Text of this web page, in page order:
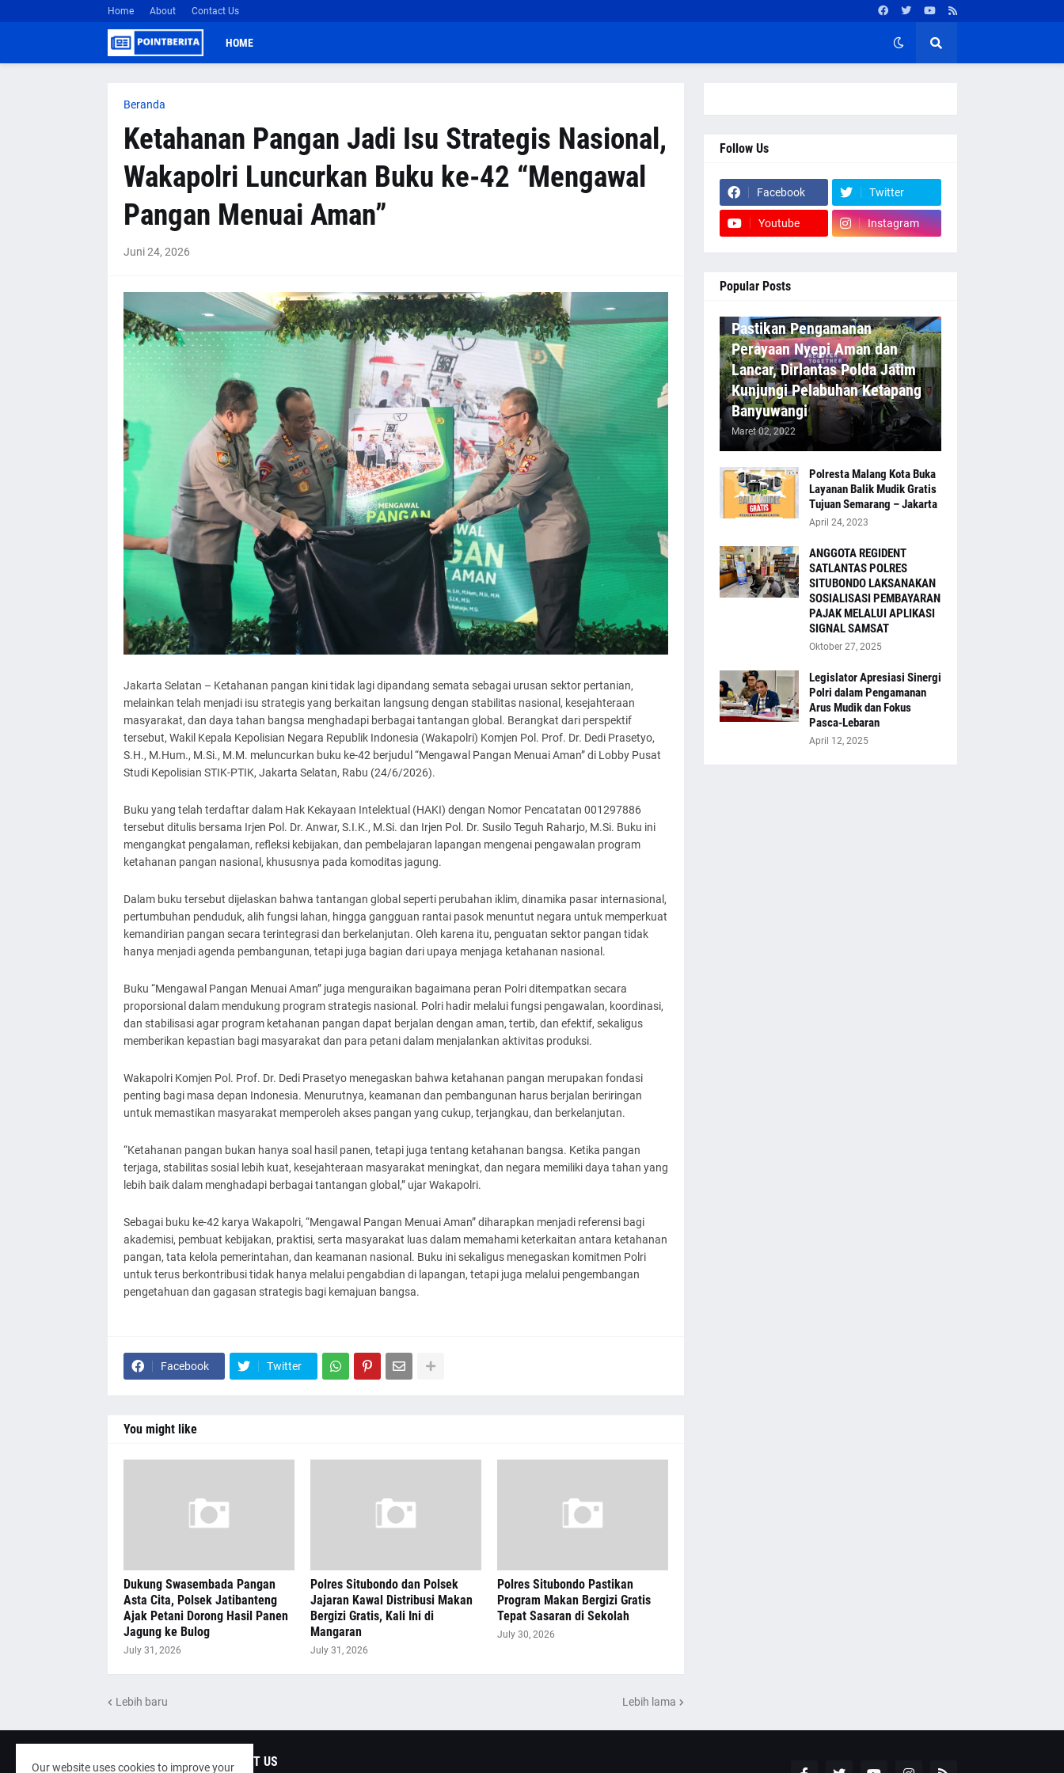
Home About Contact Us
HOME
Beranda
Ketahanan Pangan Jadi Isu Strategis Nasional,
Wakapolri Luncurkan Buku ke-42 “Mengawal
Pangan Menuai Aman”
Juni 24, 2026
Jakarta Selatan – Ketahanan pangan kini tidak lagi dipandang semata sebagai urusan sektor pertanian,
melainkan telah menjadi isu strategis yang berkaitan langsung dengan stabilitas nasional, kesejahteraan
masyarakat, dan daya tahan bangsa menghadapi berbagai tantangan global. Berangkat dari perspektif
tersebut, Wakil Kepala Kepolisian Negara Republik Indonesia (Wakapolri) Komjen Pol. Prof. Dr. Dedi Prasetyo,
S.H., M.Hum., M.Si., M.M. meluncurkan buku ke-42 berjudul “Mengawal Pangan Menuai Aman” di Lobby Pusat
Studi Kepolisian STIK-PTIK, Jakarta Selatan, Rabu (24/6/2026).
Buku yang telah terdaftar dalam Hak Kekayaan Intelektual (HAKI) dengan Nomor Pencatatan 001297886
tersebut ditulis bersama Irjen Pol. Dr. Anwar, S.I.K., M.Si. dan Irjen Pol. Dr. Susilo Teguh Raharjo, M.Si. Buku ini
mengangkat pengalaman, refleksi kebijakan, dan pembelajaran lapangan mengenai pengawalan program
ketahanan pangan nasional, khususnya pada komoditas jagung.
Dalam buku tersebut dijelaskan bahwa tantangan global seperti perubahan iklim, dinamika pasar internasional,
pertumbuhan penduduk, alih fungsi lahan, hingga gangguan rantai pasok menuntut negara untuk memperkuat
kemandirian pangan secara terintegrasi dan berkelanjutan. Oleh karena itu, penguatan sektor pangan tidak
hanya menjadi agenda pembangunan, tetapi juga bagian dari upaya menjaga ketahanan nasional.
Buku “Mengawal Pangan Menuai Aman” juga menguraikan bagaimana peran Polri ditempatkan secara
proporsional dalam mendukung program strategis nasional. Polri hadir melalui fungsi pengawalan, koordinasi,
dan stabilisasi agar program ketahanan pangan dapat berjalan dengan aman, tertib, dan efektif, sekaligus
memberikan kepastian bagi masyarakat dan para petani dalam menjalankan aktivitas produksi.
Wakapolri Komjen Pol. Prof. Dr. Dedi Prasetyo menegaskan bahwa ketahanan pangan merupakan fondasi
penting bagi masa depan Indonesia. Menurutnya, keamanan dan pembangunan harus berjalan beriringan
untuk memastikan masyarakat memperoleh akses pangan yang cukup, terjangkau, dan berkelanjutan.
“Ketahanan pangan bukan hanya soal hasil panen, tetapi juga tentang ketahanan bangsa. Ketika pangan
terjaga, stabilitas sosial lebih kuat, kesejahteraan masyarakat meningkat, dan negara memiliki daya tahan yang
lebih baik dalam menghadapi berbagai tantangan global,” ujar Wakapolri.
Sebagai buku ke-42 karya Wakapolri, “Mengawal Pangan Menuai Aman” diharapkan menjadi referensi bagi
akademisi, pembuat kebijakan, praktisi, serta masyarakat luas dalam memahami keterkaitan antara ketahanan
pangan, tata kelola pemerintahan, dan keamanan nasional. Buku ini sekaligus menegaskan komitmen Polri
untuk terus berkontribusi tidak hanya melalui pengabdian di lapangan, tetapi juga melalui pengembangan
pengetahuan dan gagasan strategis bagi kemajuan bangsa.
Facebook Twitter
You might like
Dukung Swasembada Pangan
Asta Cita, Polsek Jatibanteng
Ajak Petani Dorong Hasil Panen
Jagung ke Bulog
July 31, 2026
Polres Situbondo dan Polsek
Jajaran Kawal Distribusi Makan
Bergizi Gratis, Kali Ini di
Mangaran
July 31, 2026
Polres Situbondo Pastikan
Program Makan Bergizi Gratis
Tepat Sasaran di Sekolah
July 30, 2026
Lebih baru Lebih lama
Follow Us
Facebook Twitter
Youtube Instagram
Popular Posts
Pastikan Pengamanan
Perayaan Nyepi Aman dan
Lancar, Dirlantas Polda Jatim
Kunjungi Pelabuhan Ketapang
Banyuwangi
Maret 02, 2022
Polresta Malang Kota Buka
Layanan Balik Mudik Gratis
Tujuan Semarang – Jakarta
April 24, 2023
ANGGOTA REGIDENT
SATLANTAS POLRES
SITUBONDO LAKSANAKAN
SOSIALISASI PEMBAYARAN
PAJAK MELALUI APLIKASI
SIGNAL SAMSAT
Oktober 27, 2025
Legislator Apresiasi Sinergi
Polri dalam Pengamanan
Arus Mudik dan Fokus
Pasca-Lebaran
April 12, 2025
ABOUT US
Our website uses cookies to improve your